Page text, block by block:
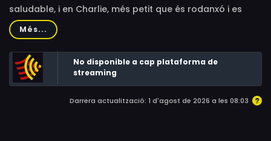
saludable, i en Charlie, més petit que és rodanxó i es
deleix pels aliments greixossos. Cada episodi és una
paròdia d'un conte de fades o una història famosa,
però centrant-la en menjar bé. Els personatges
recurrents a part del duet principal són diversos
animals xerraires, inclosos pollastres, un cavall, un gat i
llops (que sovint són els dolents).
Més...
No disponible a cap plataforma de
streaming
Darrera actualització: 1 d'agost de 2026 a les 08:03